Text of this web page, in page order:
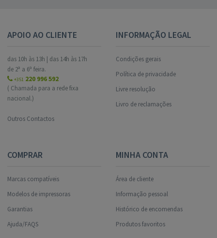
APOIO AO CLIENTE
das 10h às 13h | das 14h às 17h
de 2ª a 6ª feira.
+351 220 996 592
( Chamada para a rede fixa
nacional.)
Outros Contactos
INFORMAÇÃO LEGAL
Condições gerais
Política de privacidade
Livre resolução
Livro de reclamações
COMPRAR
Marcas compatíveis
Modelos de impressoras
Garantias
Ajuda/FAQS
MINHA CONTA
Área de cliente
Informação pessoal
Histórico de encomendas
Produtos favoritos